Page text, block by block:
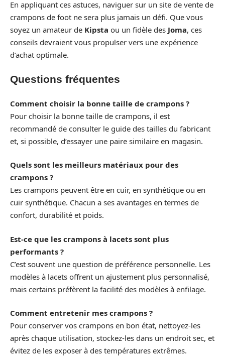
En appliquant ces astuces, naviguer sur un site de vente de
crampons de foot ne sera plus jamais un défi. Que vous
soyez un amateur de Kipsta ou un fidèle des Joma, ces
conseils devraient vous propulser vers une expérience
d’achat optimale.
Questions fréquentes
Comment choisir la bonne taille de crampons ?
Pour choisir la bonne taille de crampons, il est
recommandé de consulter le guide des tailles du fabricant
et, si possible, d’essayer une paire similaire en magasin.
Quels sont les meilleurs matériaux pour des
crampons ?
Les crampons peuvent être en cuir, en synthétique ou en
cuir synthétique. Chacun a ses avantages en termes de
confort, durabilité et poids.
Est-ce que les crampons à lacets sont plus
performants ?
C’est souvent une question de préférence personnelle. Les
modèles à lacets offrent un ajustement plus personnalisé,
mais certains préfèrent la facilité des modèles à enfilage.
Comment entretenir mes crampons ?
Pour conserver vos crampons en bon état, nettoyez-les
après chaque utilisation, stockez-les dans un endroit sec, et
évitez de les exposer à des températures extrêmes.